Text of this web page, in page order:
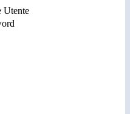
Utente